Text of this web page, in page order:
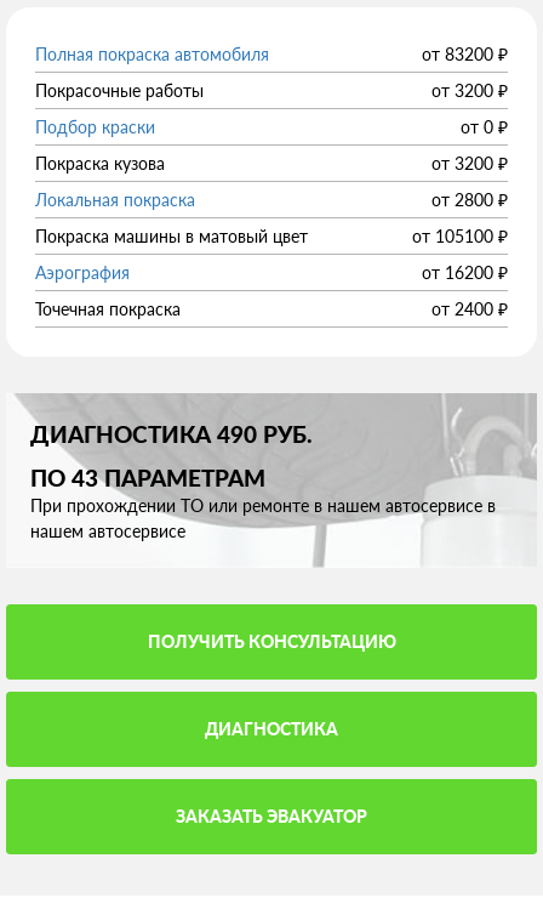
Полная покраска автомобиля от 83200 ₽
Покрасочные работы
от 3200 ₽
Подбор краски
от 0 ₽
Покраска кузова
от 3200 ₽
Локальная покраска
от 2800 ₽
Покраска машины в матовый цвет
от 105100 ₽
Аэрография
от 16200 ₽
Точечная покраска
от 2400 ₽
ДИАГНОСТИКА 490 РУБ.
ПО 43 ПАРАМЕТРАМ
При прохождении ТО или ремонте в нашем автосервисе в
нашем автосервисе
ПОЛУЧИТЬ КОНСУЛЬТАЦИЮ
ДИАГНОСТИКА
ЗАКАЗАТЬ ЭВАКУАТОР